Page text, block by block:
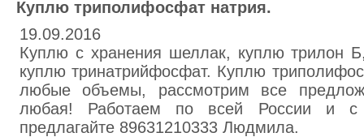
Куплю триполифосфат натрия.
19.09.2016
Куплю с хранения шеллак, куплю трилон
куплю тринатрийфосфат. Куплю
любые объемы, рассмотрим все
любая! Работаем по всей России и с
предлагайте 89631210333 Людмила.